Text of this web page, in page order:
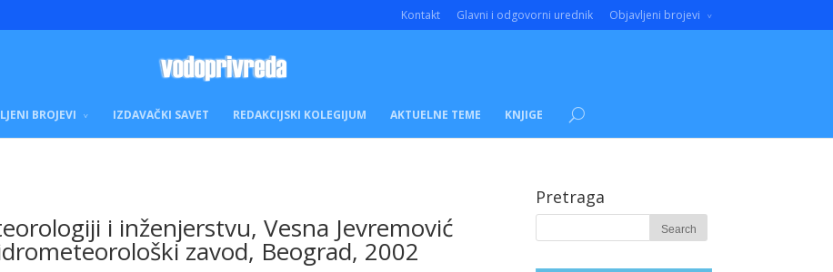
Kontakt Glavni i odgovorni urednik Objavljeni brojevi
BROJEVI IZDAVAČKI SAVET REDAKCIJSKI KOLEGIJUM AKTUELNE TEME KNJIGE
i inženjerstvu, Vesna Jevremović
zavod, Beograd, 2002
Pretraga